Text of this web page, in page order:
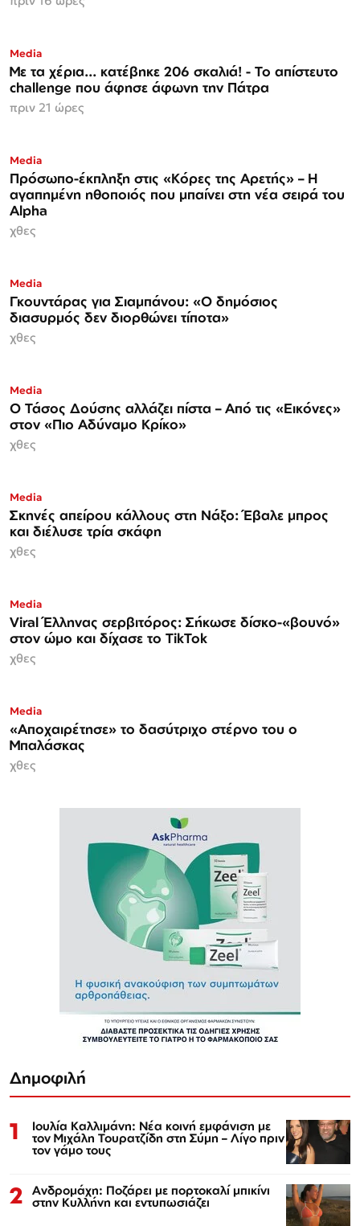
Media
Με τα χέρια... κατέβηκε 206 σκαλιά! - Το απίστευτο
challenge που άφησε άφωνη την Πάτρα
πριν 21 ώρες
Media
Πρόσωπο-έκπληξη στις «Κόρες της Αρετής» – Η
αγαπημένη ηθοποιός που μπαίνει στη νέα σειρά του
Alpha
χθες
Media
Γκουντάρας για Σιαμπάνου: «Ο δημόσιος
διασυρμός δεν διορθώνει τίποτα»
χθες
Media
Ο Τάσος Δούσης αλλάζει πίστα – Από τις «Εικόνες»
στον «Πιο Αδύναμο Κρίκο»
χθες
Media
Σκηνές απείρου κάλλους στη Νάξο: Έβαλε μπρος
και διέλυσε τρία σκάφη
χθες
Media
Viral Έλληνας σερβιτόρος: Σήκωσε δίσκο-«βουνό»
στον ώμο και δίχασε το TikTok
χθες
Media
«Αποχαιρέτησε» το δασύτριχο στέρνο του ο
Μπαλάσκας
χθες
Δημοφιλή
1 Ιουλία Καλλιμάνη: Νέα κοινή εμφάνιση με
τον Μιχάλη Τουρατζίδη στη Σύμη – Λίγο πριν
τον γάμο τους
2 Ανδρομάχη: Ποζάρει με πορτοκαλί μπικίνι
στην Κυλλήνη και εντυπωσιάζει